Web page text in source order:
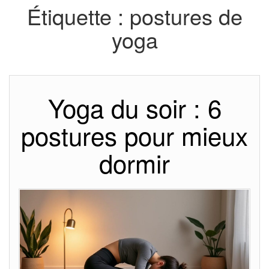
Étiquette : postures de
yoga
Yoga du soir : 6
postures pour mieux
dormir